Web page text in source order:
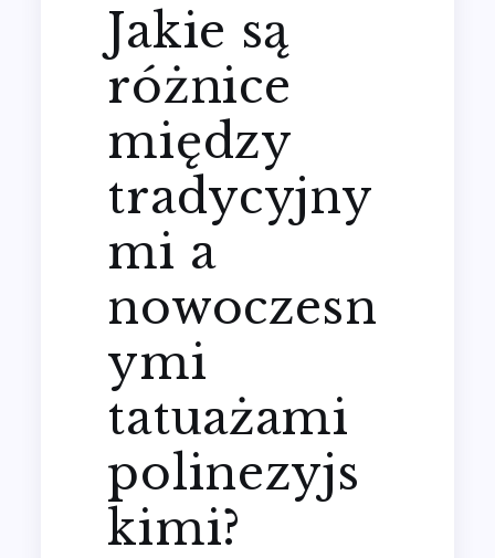
Jakie są
różnice
między
tradycyjny
mi a
nowoczesn
ymi
tatuażami
polinezyjs
kimi?